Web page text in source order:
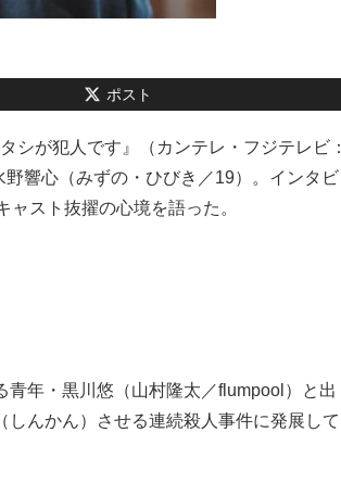
ポスト
シが犯人です』（カンテレ・フジテレビ：
響心（みずの・ひびき／19）。インタビ
スト抜擢の心境を語った。
年・黒川悠（山村隆太／flumpool）と出
んかん）させる連続殺人事件に発展して